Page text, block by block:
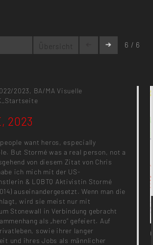
Übersicht 6 / 6
2023, BA/MA Visuelle
2023
want heros, especially
But Stormé was a real person, not a
von diesem Zitat von Chris
ich mich mit der US-
& LQBTQ Aktivistin Stormé
auseinandergesetzt. Wenn man die
wird sie meist nur mit
Stonewall in Verbindung gebracht
als „hero“ gefeiert. Auf
sowie ihrer langer
und ihres Jobs als männlicher